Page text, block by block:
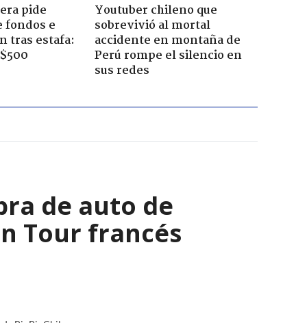
pide
fondos e
tras estafa:
Youtuber chileno que
sobrevivió al mortal
accidente en montaña de
Perú rompe el silencio en
sus redes
de auto de
Tour francés